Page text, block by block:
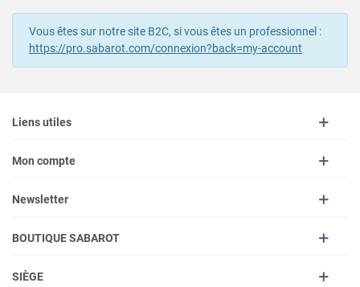
Vous êtes sur notre site B2C, si vous êtes un professionnel :
https://pro.sabarot.com/connexion?back=my-account
Liens utiles
Mon compte
Newsletter
BOUTIQUE SABAROT
SIÈGE